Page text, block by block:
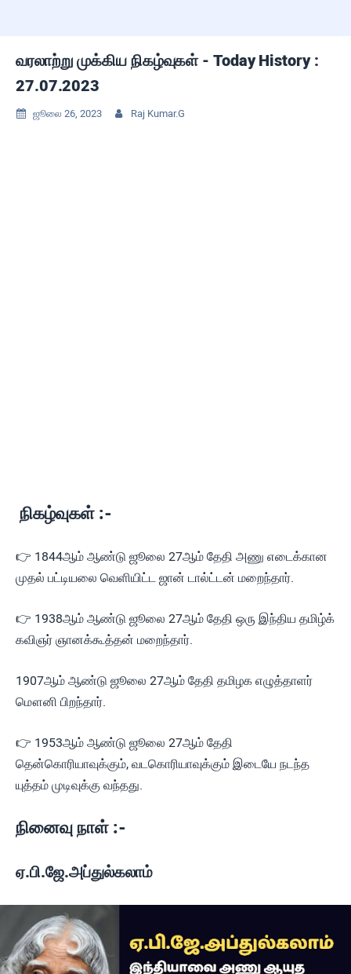
வரலாற்று முக்கிய நிகழ்வுகள் - Today History :
27.07.2023
 ஜூலை 26, 2023  Raj Kumar.G
நிகழ்வுகள் :-
👉 1844ஆம் ஆண்டு ஜூலை 27ஆம் தேதி அணு எடைக்கான
முதல் பட்டியலை வெளியிட்ட ஜான் டால்ட்டன் மறைந்தார்.
👉 1938ஆம் ஆண்டு ஜூலை 27ஆம் தேதி ஒரு இந்திய தமிழ்க்
கவிஞர் ஞானக்கூத்தன் மறைந்தார்.
1907ஆம் ஆண்டு ஜூலை 27ஆம் தேதி தமிழக எழுத்தாளர்
மௌனி பிறந்தார்.
👉 1953ஆம் ஆண்டு ஜூலை 27ஆம் தேதி
தென்கொரியாவுக்கும், வடகொரியாவுக்கும் இடையே நடந்த
யுத்தம் முடிவுக்கு வந்தது.
நினைவு நாள் :-
ஏ.பி.ஜே.அப்துல்கலாம்